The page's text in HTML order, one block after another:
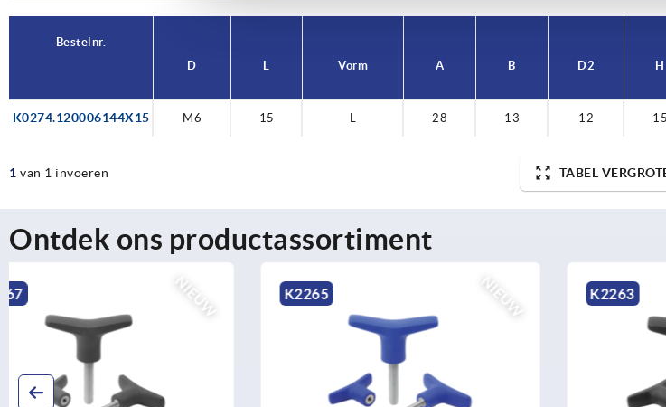
Bestelnr.
D
Vorm A B D2 H
K0274.120006144X15 M6 15 28 13 12 15
1 van 1 invoeren TABEL
Ontdek ons productassortiment